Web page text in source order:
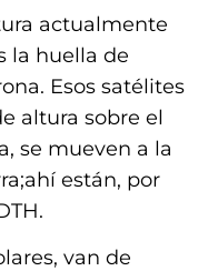
actualmente
la huella de
Esos satélites
altura sobre el
se mueven a la
están, por
van de